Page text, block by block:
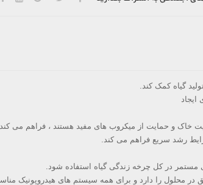
خاک و حمایت از میکروب های مفید هستند ، فراهم می کند.
رشد سریع فراهم می کند.
در کل چرخه زندگی گیاه استفاده شود.